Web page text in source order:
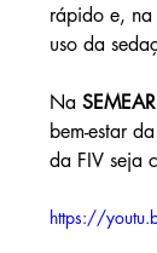
rápido e,
uso da
Na
bem-estar
da FIV seja
https://